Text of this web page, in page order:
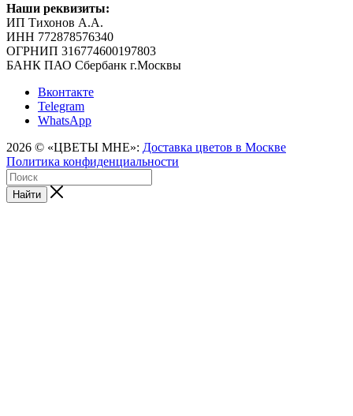
Наши реквизиты:
ИП Тихонов А.А.
ИНН 772878576340
ОГРНИП 316774600197803
БАНК ПАО Сбербанк г.Москвы
Вконтакте
Telegram
WhatsApp
2026 © «ЦВЕТЫ МНЕ»: Доставка цветов в Москве
Политика конфиденциальности
Найти